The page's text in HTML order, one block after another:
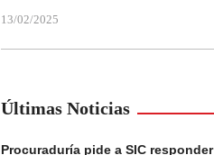
13/02/2025
Últimas Noticias
Procuraduría pide a SIC responder